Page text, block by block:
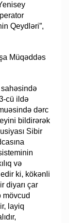
Qeydləri”,
Müqəddəs
cü ildə
dərc
bildirərək
Sibir
və
ki, kökənli
diyarı çar
mövcud
layiq